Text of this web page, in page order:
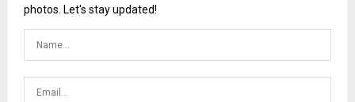
photos. Let's stay updated!